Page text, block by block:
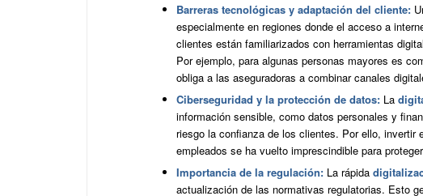
Barreras tecnológicas y adaptación del cliente:
especialmente en regiones donde el acceso a
clientes están familiarizados con herramientas
Por ejemplo, para algunas personas mayores es
obliga a las aseguradoras a combinar canales
Ciberseguridad y la protección de datos: La
información sensible, como datos personales y
riesgo la confianza de los clientes. Por ello,
empleados se ha vuelto imprescindible para
Importancia de la regulación: La rápida
actualización de las normativas regulatorias. Esto